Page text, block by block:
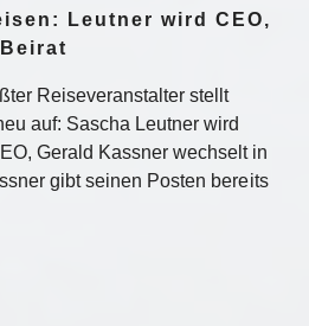
Leutner wird CEO,
Reiseveranstalter stellt
auf: Sascha Leutner wird
Gerald Kassner wechselt in
gibt seinen Posten bereits